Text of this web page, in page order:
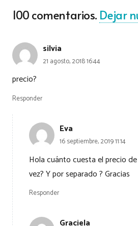
100comentarios. Dejar
silvia
21 agosto, 2018 16:44
precio?
Responder
Eva
16 septiembre, 2019 11:14
Hola cuánto cuesta el precio
vez? Y por separado ? Gracias
Responder